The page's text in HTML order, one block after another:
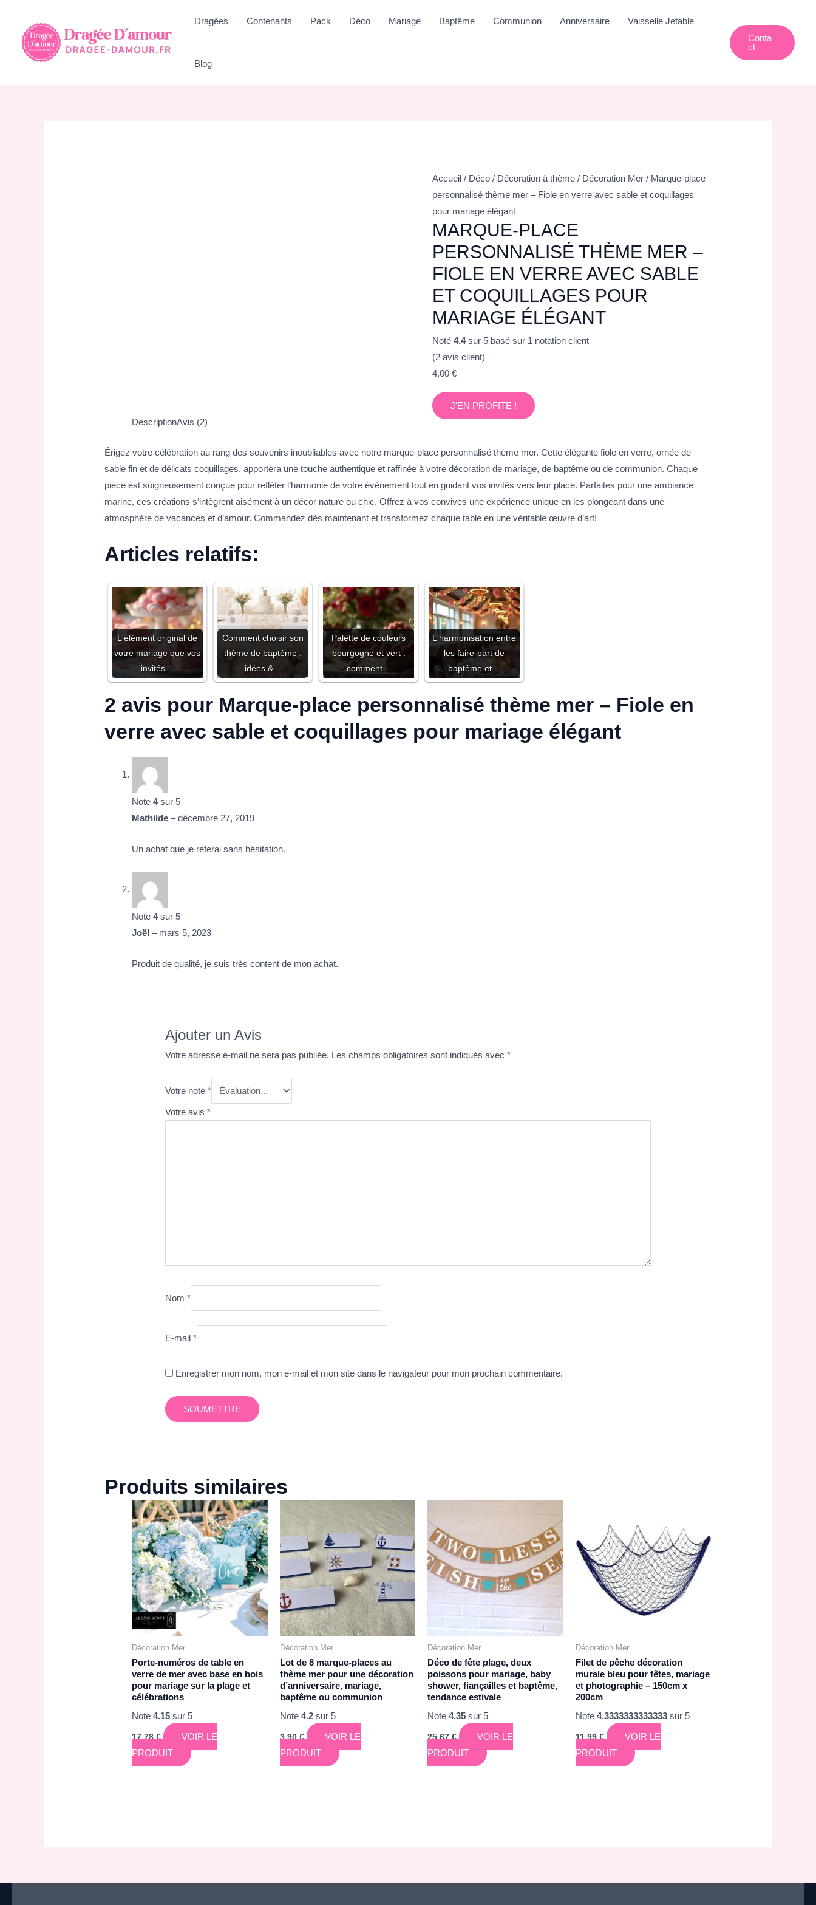
contenu
Dragées Contenants Pack Déco Mariage Baptême Communion Anniversaire Vaisselle Jetable
Blog
Conta
Ct
Accueil / Déco / Décoration à thème / Décoration Mer / Marque-place
personnalisé thème mer – Fiole en verre avec sable et coquillages
pour mariage élégant
MARQUE-PLACE
PERSONNALISÉ THÈME MER –
FIOLE EN VERRE AVEC SABLE
ET COQUILLAGES POUR
MARIAGE ÉLÉGANT
Noté 4.4sur 5 basé sur 1 notation client
(2 avis client)
4,00 €
J'EN PROFITE !
DescriptionAvis (2)
Érigez votre célébration au rang des souvenirs inoubliables avec notre marque-place personnalisé thème mer. Cette élégante fiole en verre, ornée de
sable fin et de délicats coquillages, apportera une touche authentique et raffinée à votre décoration de mariage, de baptême ou de communion. Chaque
pièce est soigneusement conçue pour refléter l’harmonie de votre événement tout en guidant vos invités vers leur place. Parfaites pour une ambiance
marine, ces créations s’intègrent aisément à un décor nature ou chic. Offrez à vos convives une expérience unique en les plongeant dans une
atmosphère de vacances et d’amour. Commandez dès maintenant et transformez chaque table en une véritable œuvre d’art!
Articles relatifs:
L'élément original de
votre mariage que vos
invités…
Comment choisir son
thème de baptême :
idées &…
Palette de couleurs
bourgogne et vert :
comment…
L'harmonisation entre
les faire-part de
baptême et…
2 avis pour Marque-place personnalisé thème mer – Fiole en
verre avec sable et coquillages pour mariage élégant
Note4sur 5
Mathilde– décembre 27, 2019
Un achat que je referai sans hésitation.
Note4sur 5
Joël– mars 5, 2023
Produit de qualité, je suis très content de mon achat.
Ajouter un Avis
Votre adresse e-mail ne sera pas publiée. Les champs obligatoires sont indiqués avec*
Votre note*
Votre avis*
Nom*
E-mail*
Enregistrer mon nom, mon e-mail et mon site dans le navigateur pour mon prochain commentaire.
Produits similaires
Décoration Mer
Porte-numéros de table en
verre de mer avec base en bois
pour mariage sur la plage et
célébrations
Note4.15 sur 5
17,78€
VOIR LE
PRODUIT
Décoration Mer
Lot de 8 marque-places au
thème mer pour une décoration
d’anniversaire, mariage,
baptême ou communion
Note 4.2sur 5
3,90€
VOIR LE
PRODUIT
Décoration Mer
Déco de fête plage, deux
poissons pour mariage, baby
shower, fiançailles et baptême,
tendance estivale
Note4.35 sur 5
25,67€
VOIR LE
PRODUIT
Décoration Mer
Filet de pêche décoration
murale bleu pour fêtes, mariage
et photographie – 150cm x
200cm
Note4.3333333333333 sur 5
11,99€
VOIR LE
PRODUIT